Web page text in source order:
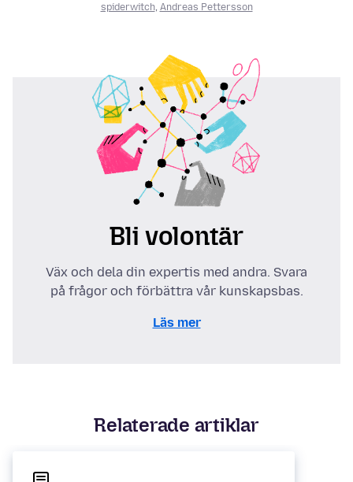
spiderwitch, Andreas Pettersson
Bli volontär
Väx och dela din expertis med andra. Svara
på frågor och förbättra vår kunskapsbas.
Läs mer
Relaterade artiklar